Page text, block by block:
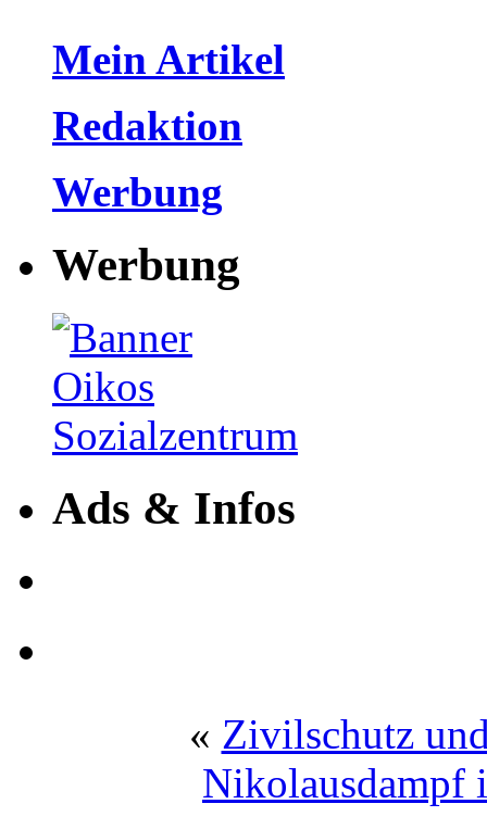
Mein Artikel
Redaktion
Werbung
Werbung
Ads & Infos
« Zivilschutz
Nikolausdampf